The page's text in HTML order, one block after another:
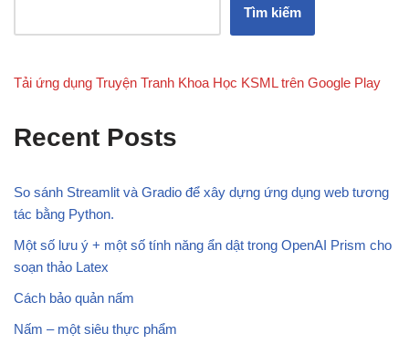
Tìm kiếm
Tải ứng dụng Truyện Tranh Khoa Học KSML trên Google Play
Recent Posts
So sánh Streamlit và Gradio để xây dựng ứng dụng web tương
tác bằng Python.
Một số lưu ý + một số tính năng ẩn dật trong OpenAI Prism cho
soạn thảo Latex
Cách bảo quản nấm
Nấm – một siêu thực phẩm